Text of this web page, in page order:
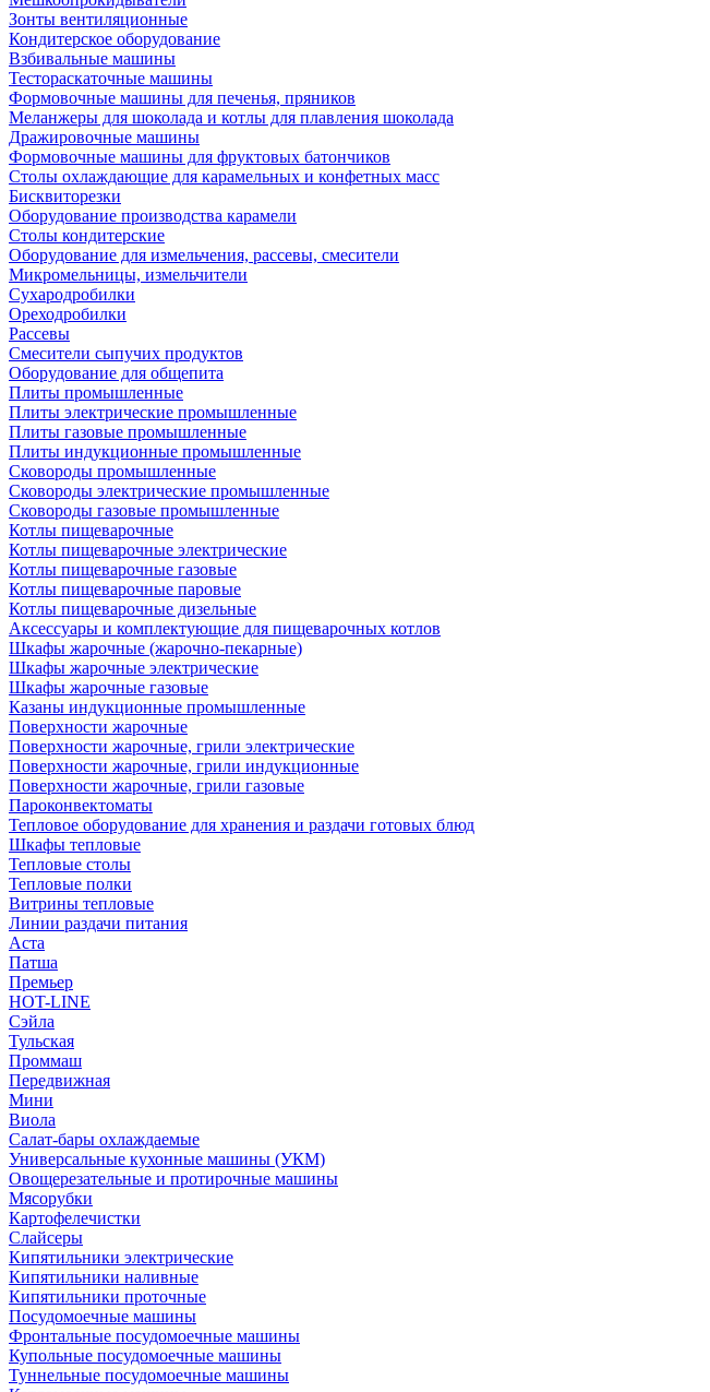
Зонты вентиляционные
Кондитерское оборудование
Взбивальные машины
Тестораскаточные машины
Формовочные машины для печенья, пряников
Меланжеры для шоколада и котлы для плавления шоколада
Дражировочные машины
Формовочные машины для фруктовых батончиков
Столы охлаждающие для карамельных и конфетных масс
Бисквиторезки
Оборудование производства карамели
Столы кондитерские
Оборудование для измельчения, рассевы, смесители
Микромельницы, измельчители
Сухародробилки
Ореходробилки
Рассевы
Смесители сыпучих продуктов
Оборудование для общепита
Плиты промышленные
Плиты электрические промышленные
Плиты газовые промышленные
Плиты индукционные промышленные
Сковороды промышленные
Сковороды электрические промышленные
Сковороды газовые промышленные
Котлы пищеварочные
Котлы пищеварочные электрические
Котлы пищеварочные газовые
Котлы пищеварочные паровые
Котлы пищеварочные дизельные
Аксессуары и комплектующие для пищеварочных котлов
Шкафы жарочные (жарочно-пекарные)
Шкафы жарочные электрические
Шкафы жарочные газовые
Казаны индукционные промышленные
Поверхности жарочные
Поверхности жарочные, грили электрические
Поверхности жарочные, грили индукционные
Поверхности жарочные, грили газовые
Пароконвектоматы
Тепловое оборудование для хранения и раздачи готовых блюд
Шкафы тепловые
Тепловые столы
Тепловые полки
Витрины тепловые
Линии раздачи питания
Аста
Патша
Премьер
HOT-LINE
Сэйла
Тульская
Проммаш
Передвижная
Мини
Виола
Салат-бары охлаждаемые
Универсальные кухонные машины (УКМ)
Овощерезательные и протирочные машины
Мясорубки
Картофелечистки
Слайсеры
Кипятильники электрические
Кипятильники наливные
Кипятильники проточные
Посудомоечные машины
Фронтальные посудомоечные машины
Купольные посудомоечные машины
Туннельные посудомоечные машины